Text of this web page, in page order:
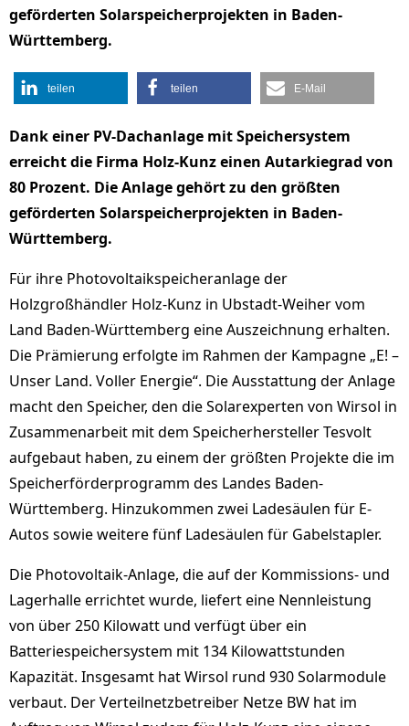
geförderten Solarspeicherprojekten in Baden-
Württemberg.
teilen teilen E-Mail
Dank einer PV-Dachanlage mit Speichersystem
erreicht die Firma Holz-Kunz einen Autarkiegrad von
80 Prozent. Die Anlage gehört zu den größten
geförderten Solarspeicherprojekten in Baden-
Württemberg.
Für ihre Photovoltaikspeicheranlage der
Holzgroßhändler Holz-Kunz in Ubstadt-Weiher vom
Land Baden-Württemberg eine Auszeichnung erhalten.
Die Prämierung erfolgte im Rahmen der Kampagne „E! –
Unser Land. Voller Energie“. Die Ausstattung der Anlage
macht den Speicher, den die Solarexperten von Wirsol in
Zusammenarbeit mit dem Speicherhersteller Tesvolt
aufgebaut haben, zu einem der größten Projekte die im
Speicherförderprogramm des Landes Baden-
Württemberg. Hinzukommen zwei Ladesäulen für E-
Autos sowie weitere fünf Ladesäulen für Gabelstapler.
Die Photovoltaik-Anlage, die auf der Kommissions- und
Lagerhalle errichtet wurde, liefert eine Nennleistung
von über 250 Kilowatt und verfügt über ein
Batteriespeichersystem mit 134 Kilowattstunden
Kapazität. Insgesamt hat Wirsol rund 930 Solarmodule
verbaut. Der Verteilnetzbetreiber Netze BW hat im